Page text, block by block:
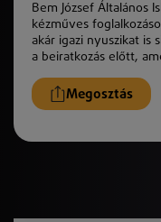
Bem József Általános
kézműves
akár igazi nyuszikat is
a beiratkozás előtt,
Megosztás